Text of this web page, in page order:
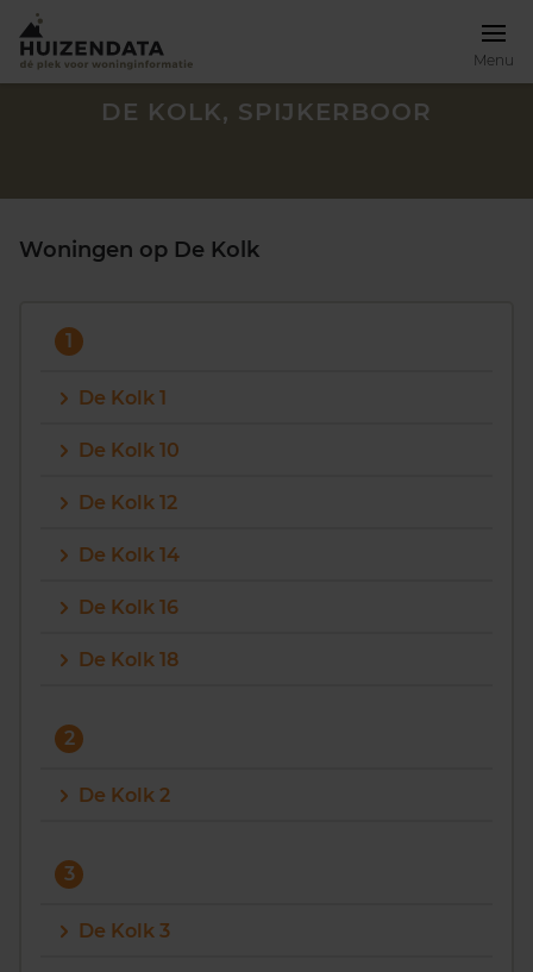
Menu
Maandag t/m vrijdag - 08:00 -18:00
DE KOLK, SPIJKERBOOR
Woningen op De Kolk
1
De Kolk 1
De Kolk 10
De Kolk 12
De Kolk 14
De Kolk 16
De Kolk 18
2
De Kolk 2
3
De Kolk 3